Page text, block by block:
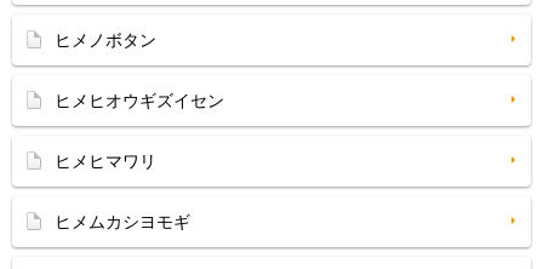
ヒメノボタン
ヒメヒオウギズイセン
ヒメヒマワリ
ヒメムカシヨモギ